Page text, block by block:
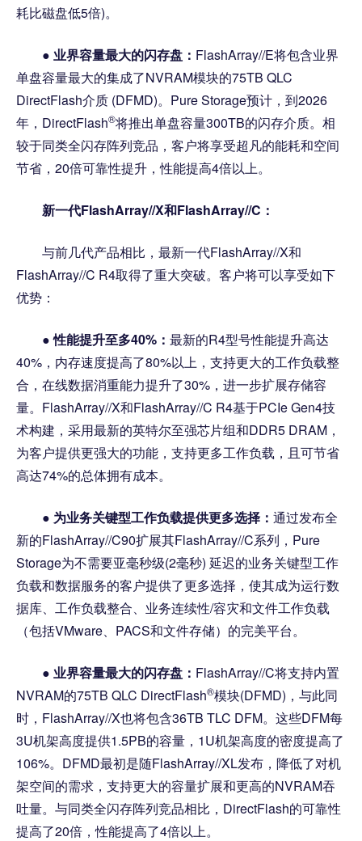
耗比磁盘低5倍)。
● 业界容量最大的闪存盘： FlashArray//E将包含业界
单盘容量最大的集成了NVRAM模块的75TB QLC
DirectFlash介质 (DFMD)。Pure Storage预计，到2026
年，DirectFlash®将推出单盘容量300TB的闪存介质。相
较于同类全闪存阵列竞品，客户将享受超凡的能耗和空间
节省，20倍可靠性提升，性能提高4倍以上。
新一代FlashArray//X和FlashArray//C：
与前几代产品相比，最新一代FlashArray//X和
FlashArray//C R4取得了重大突破。客户将可以享受如下
优势：
●性能提升至多40%： 最新的R4型号性能提升高达
40%，内存速度提高了80%以上，支持更大的工作负载整
合，在线数据消重能力提升了30%，进一步扩展存储容
量。FlashArray//X和FlashArray//C R4基于PCIe Gen4技
术构建，采用最新的英特尔至强芯片组和DDR5 DRAM，
为客户提供更强大的功能，支持更多工作负载，且可节省
高达74%的总体拥有成本。
● 为业务关键型工作负载提供更多选择： 通过发布全
新的FlashArray//C90扩展其FlashArray//C系列，Pure
Storage为不需要亚毫秒级(2毫秒) 延迟的业务关键型工作
负载和数据服务的客户提供了更多选择，使其成为运行数
据库、工作负载整合、业务连续性/容灾和文件工作负载
（包括VMware、PACS和文件存储）的完美平台。
● 业界容量最大的闪存盘： FlashArray//C将支持内置
NVRAM的75TB QLC DirectFlash®模块(DFMD)，与此同
时，FlashArray//X也将包含36TB TLC DFM。这些DFM每
3U机架高度提供1.5PB的容量，1U机架高度的密度提高了
106%。DFMD最初是随FlashArray//XL发布，降低了对机
架空间的需求，支持更大的容量扩展和更高的NVRAM吞
吐量。与同类全闪存阵列竞品相比，DirectFlash的可靠性
提高了20倍，性能提高了4倍以上。